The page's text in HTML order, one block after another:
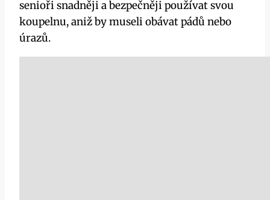
senioři snadněji a bezpečněji používat svou
koupelnu, aniž by museli obávat pádů nebo
úrazů.